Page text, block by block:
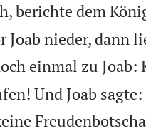
berichte dem
Joab nieder, dann
einmal zu Joab:
Und Joab